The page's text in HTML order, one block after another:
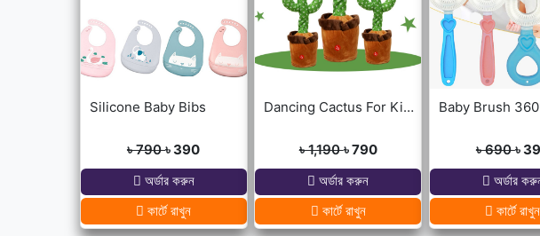
Silicone Baby Bibs
৳ 790৳ 390
অর্ডার করুন
কার্টে রাখুন
Dancing Cactus For Kids
৳ 1,190৳ 790
অর্ডার করুন
কার্টে রাখুন
৳ 690৳
অর্ডার
কার্টে রাখুন